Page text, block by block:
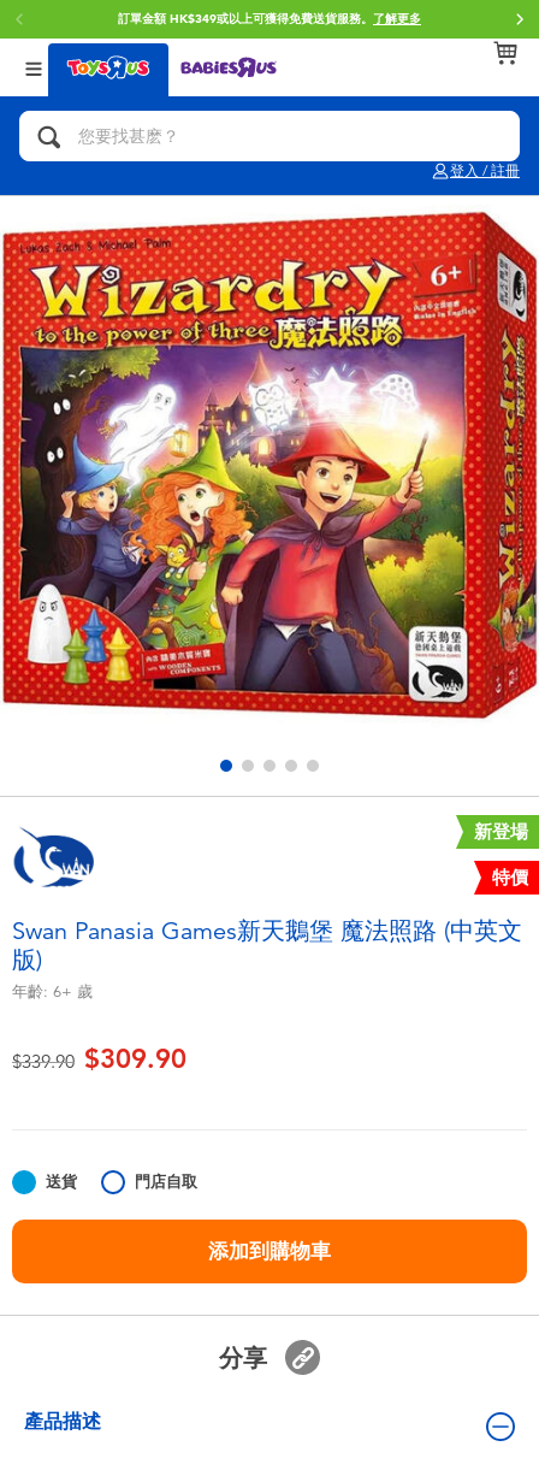
訂單金額 HK$349或以上可獲得免費送貨服務。 了解更多
登入 / 註冊
返回
分類目錄
人氣英雄,角色扮演,射擊玩具
拼砌組合及樂高LEGO
玩具車,貨車,火車及遙控系列
手工藝,文具,蠟筆,泥膠,畫板
娃娃, 芭比,收藏公仔
電子玩具
遊戲及拼圖系列
益智學習玩具
任天堂 Switch
返回
品牌
Brunch Brother 早午餐兄弟
Spider-Man蜘蛛俠
Mini Brands
Play-Doh培樂多
Pokemon寶可夢
playpop
LEGO樂高
LeapFrog跳跳蛙
返回
年齢
0~2歳
5~7歳
8~11歳
12~14歳
14歳以上
新登場
特價
Swan Panasia Games新天鵝堡 魔法照路 (中英文
版)
年齡: 6+ 歲
價格從
$339.90至$309.90
送貨 門店自取
添加到購物車
分享
產品描述